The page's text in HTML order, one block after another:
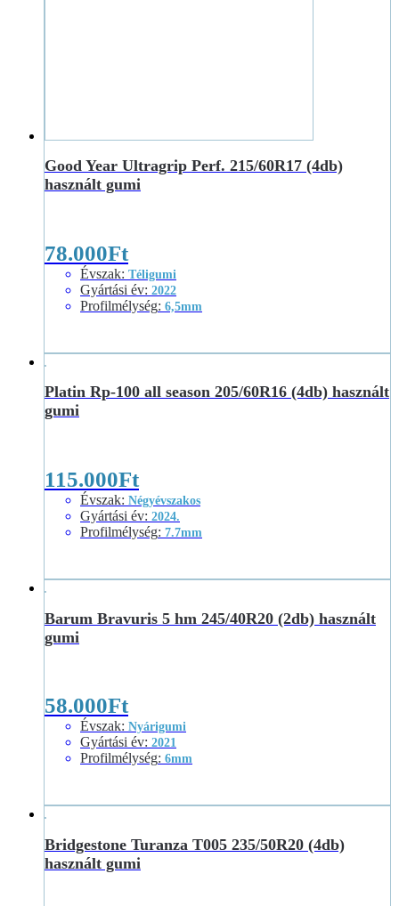
Good Year Ultragrip Perf. 215/60R17 (4db)
használt gumi
78.000Ft
Évszak: Téligumi
Gyártási év: 2022
Profilmélység: 6,5mm
Platin Rp-100 all season 205/60R16 (4db) használt
gumi
115.000Ft
Évszak: Négyévszakos
Gyártási év: 2024.
Profilmélység: 7.7mm
Barum Bravuris 5 hm 245/40R20 (2db) használt
gumi
58.000Ft
Évszak: Nyárigumi
Gyártási év: 2021
Profilmélység: 6mm
Bridgestone Turanza T005 235/50R20 (4db)
használt gumi